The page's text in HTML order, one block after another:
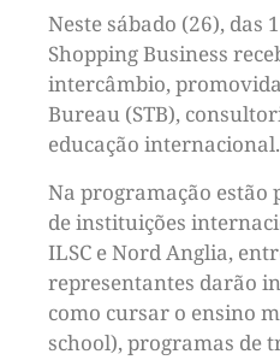
Neste sábado (26), das
Shopping Business
intercâmbio,
Bureau (STB),
educação
Na programação estão
de instituições
ILSC e Nord Anglia,
representantes darão
como cursar o ensino
school), programas de